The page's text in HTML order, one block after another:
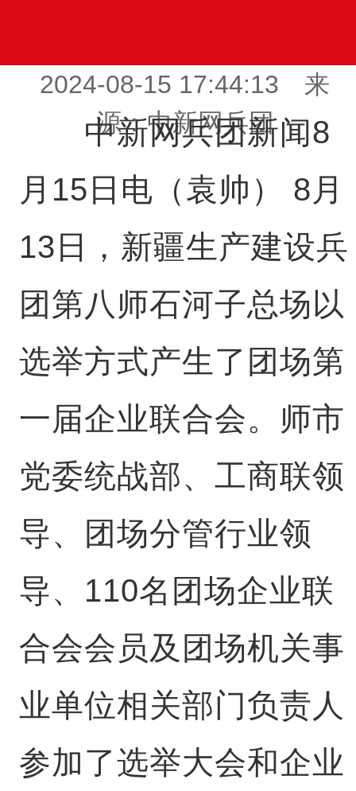
2024-08-15 17:44:13 来
源：中新网兵团
中新网兵团新闻8
月15日电（袁帅） 8月
13日，新疆生产建设兵
团第八师石河子总场以
选举方式产生了团场第
一届企业联合会。师市
党委统战部、工商联领
导、团场分管行业领
导、110名团场企业联
合会会员及团场机关事
业单位相关部门负责人
参加了选举大会和企业